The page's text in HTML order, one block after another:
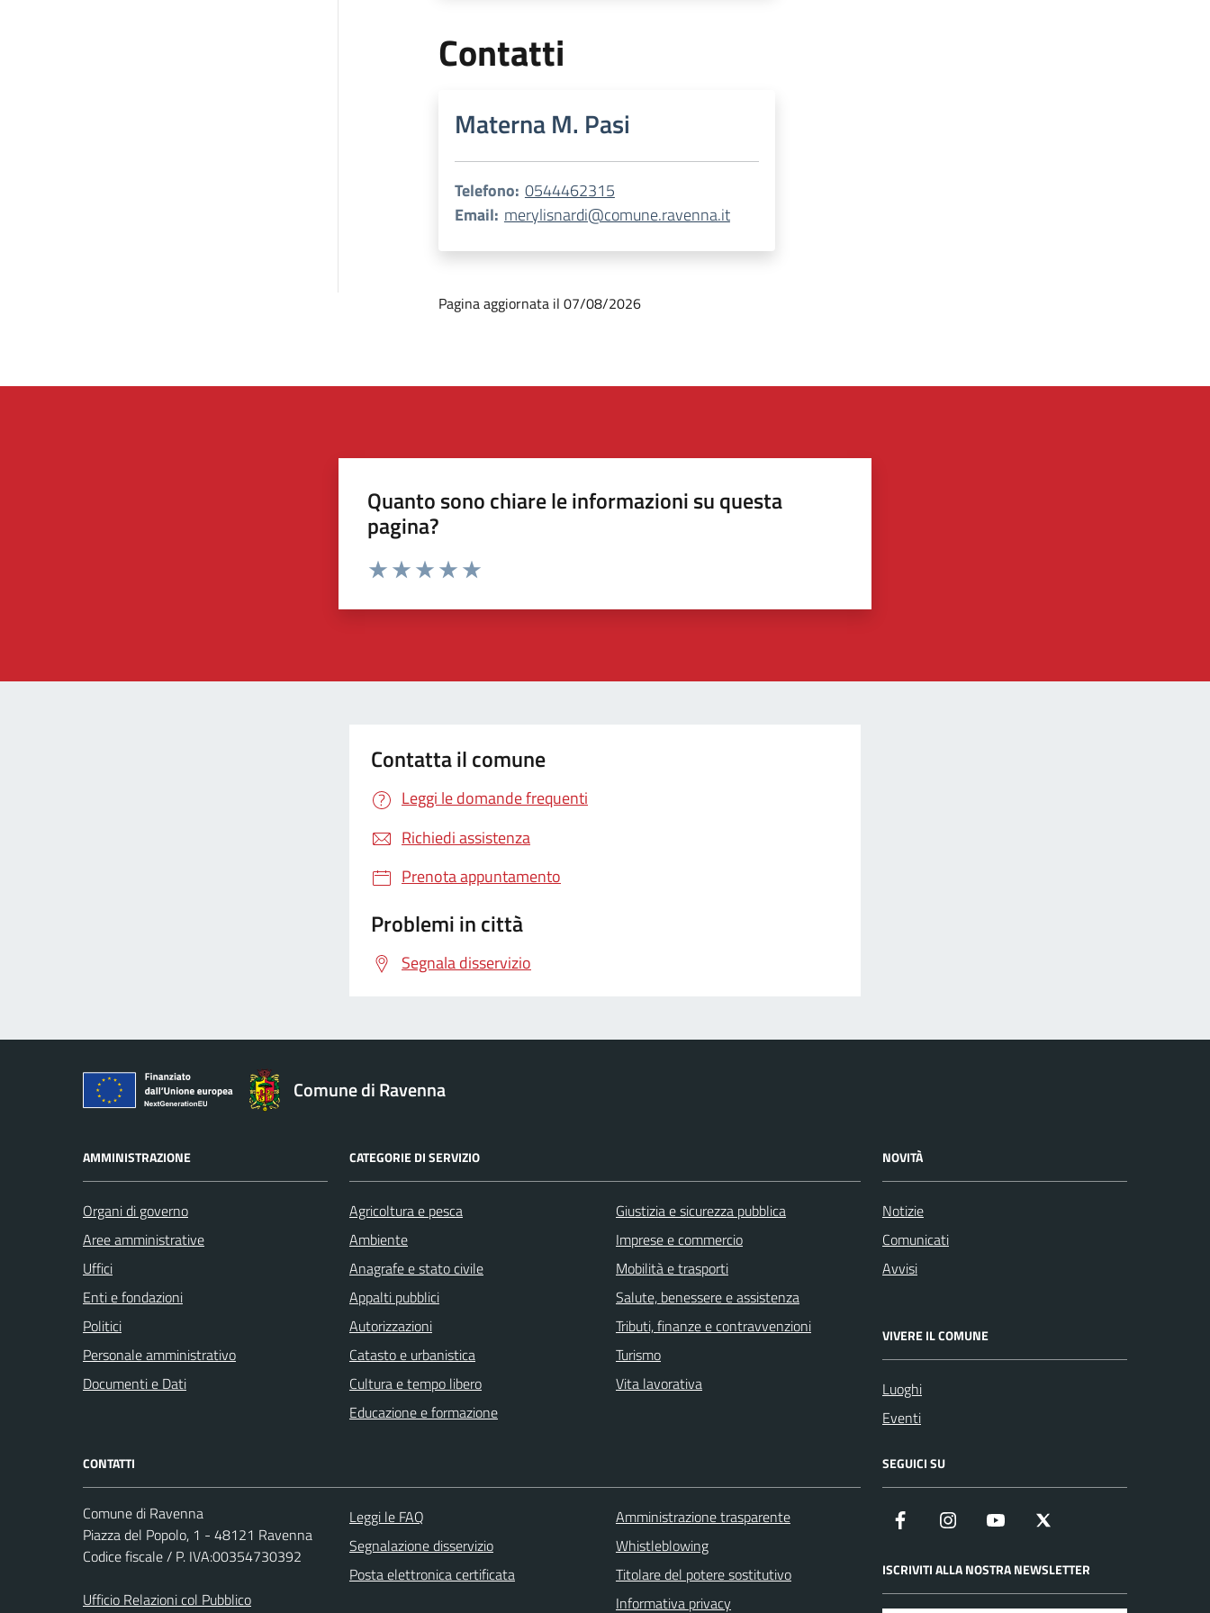
Contatti
Materna M. Pasi
Telefono: 0544462315
Email: merylisnardi@comune.ravenna.it
Pagina aggiornata il 07/08/2026
Quanto sono chiare le informazioni su questa
pagina?
Contatta il comune
Leggi le domande frequenti
Richiedi assistenza
Prenota appuntamento
Problemi in città
Segnala disservizio
Comune di Ravenna
AMMINISTRAZIONE
Organi di governo
Aree amministrative
Uffici
Enti e fondazioni
Politici
Personale amministrativo
Documenti e Dati
CATEGORIE DI SERVIZIO
Agricoltura e pesca
Ambiente
Anagrafe e stato civile
Appalti pubblici
Autorizzazioni
Catasto e urbanistica
Cultura e tempo libero
Educazione e formazione
Giustizia e sicurezza pubblica
Imprese e commercio
Mobilità e trasporti
Salute, benessere e assistenza
Tributi, finanze e contravvenzioni
Turismo
Vita lavorativa
NOVITÀ
Notizie
Comunicati
Avvisi
VIVERE IL COMUNE
Luoghi
Eventi
CONTATTI
Comune di Ravenna
Piazza del Popolo, 1 - 48121 Ravenna
Codice fiscale / P. IVA:00354730392
Ufficio Relazioni col Pubblico
Leggi le FAQ
Segnalazione disservizio
Posta elettronica certificata
Amministrazione trasparente
Whistleblowing
Titolare del potere sostitutivo
Informativa privacy
SEGUICI SU
Facebook Instagram YouTube
ISCRIVITI ALLA NOSTRA NEWSLETTER